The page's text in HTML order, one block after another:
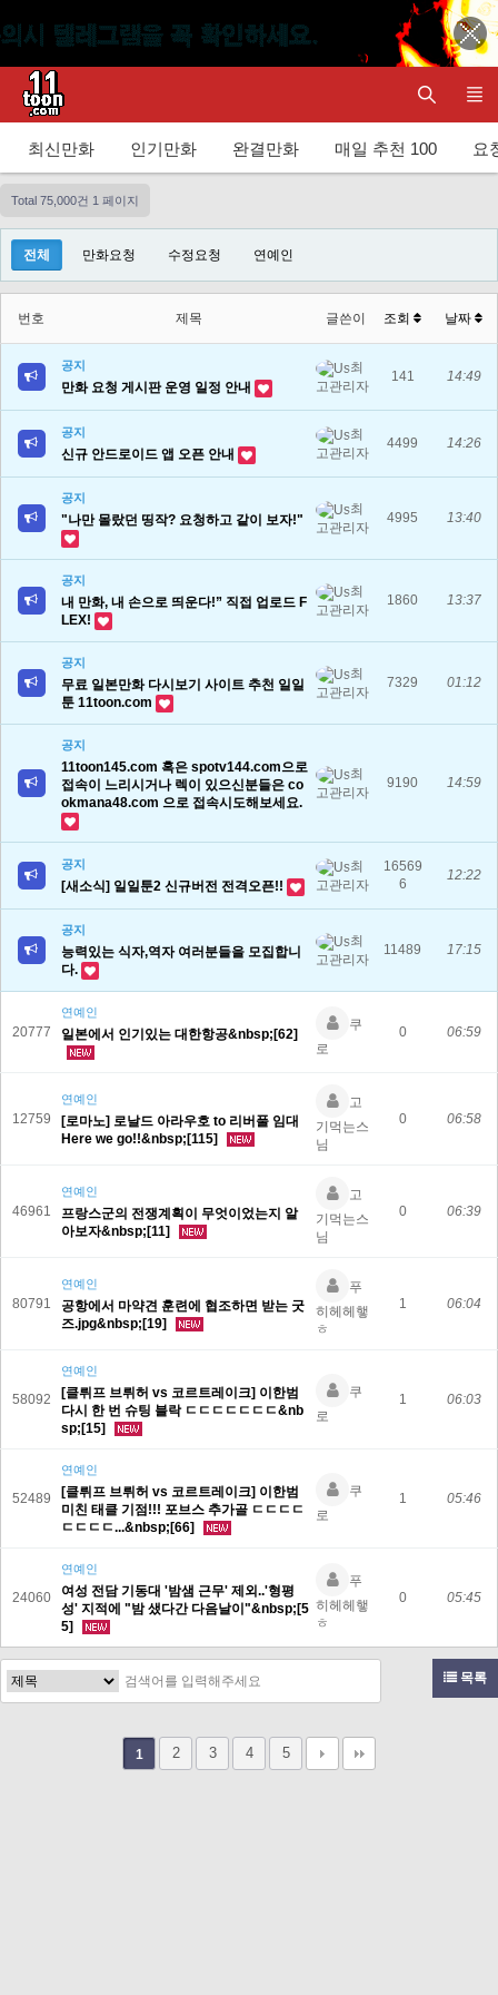
최신만화 인기만화 완결만화 매일 추천 100 요
Total 75,000건 1 페이지
전체 만화요청 수정요청 연예인
번호 제목 글쓴이 조회 날짜
공지
만화 요청 게시판 운영 일정 안내
최
고관리자
141 14:49
공지
신규 안드로이드 앱 오픈 안내
최
고관리자
4499 14:26
공지
"나만 몰랐던 띵작? 요청하고 같이 보자!"
최
고관리자
4995 13:40
공지
내 만화, 내 손으로 띄운다!” 직접 업로드 F
LEX!
최
고관리자
1860 13:37
공지
무료 일본만화 다시보기 사이트 추천 일일
툰 11toon.com
최
고관리자
7329 01:12
공지
11toon145.com 혹은 spotv144.com으로
접속이 느리시거나 렉이 있으신분들은 co
okmana48.com 으로 접속시도해보세요.
최
고관리자
9190 14:59
공지
[새소식] 일일툰2 신규버전 전격오픈!!
최
고관리자
16569
6
12:22
공지
능력있는 식자,역자 여러분들을 모집합니
다.
최
고관리자
11489 17:15
20777
연예인
일본에서 인기있는 대한항공&nbsp;[62]
쿠
로
0 06:59
12759
연예인
[로마노] 로날드 아라우호 to 리버풀 임대
Here we go!!&nbsp;[115]
고
기먹는스
님
0 06:58
46961
연예인
프랑스군의 전쟁계획이 무엇이었는지 알
아보자&nbsp;[11]
고
기먹는스
님
0 06:39
80791
연예인
공항에서 마약견 훈련에 협조하면 받는 굿
즈.jpg&nbsp;[19]
푸
히헤헤햏
ㅎ
1 06:04
58092
연예인
[클뤼프 브뤼허 vs 코르트레이크] 이한범
다시 한 번 슈팅 블락 ㄷㄷㄷㄷㄷㄷㄷ&nb
sp;[15]
쿠
로
1 06:03
52489
연예인
[클뤼프 브뤼허 vs 코르트레이크] 이한범
미친 태클 기점!!! 포브스 추가골 ㄷㄷㄷㄷ
ㄷㄷㄷㄷ...&nbsp;[66]
쿠
로
1 05:46
24060
연예인
여성 전담 기동대 '밤샘 근무' 제외..'형평
성' 지적에 "밤 샜다간 다음날이"&nbsp;[5
5]
푸
히헤헤햏
ㅎ
0 05:45
목록
1 2 3 4 5